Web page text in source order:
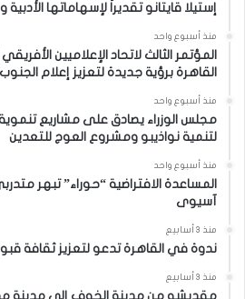
إستيلا قايتانو تقديراً لإسهاماتها الأدبية
منذ أسبوع واحد
المؤتمر الثالث لاتحاد الإعلاميين
القاهرة برؤية جديدة لتعزيز إعلام
منذ أسبوع واحد
مجلس الوزراء يصادق على مشاريع
لتنمية نواذيبو ومشروع العوج للتعدين
منذ أسبوع واحد
المساعدة الافتراضية “حوراء” تبهر
آسيوى
منذ 3 أسابيع
ندوة في القاهرة تدعو لتعزيز ثقافة
منذ 3 أسابيع
مقديشو من مدينة الخوف إلى مدينة